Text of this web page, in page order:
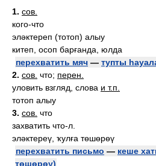
1. сов.
кого-что
эләктереп (тотоп) алыу
китеп, осоп барғанда, юлда
перехватить мяч — тупты
2. сов. что; перен.
уловить взгляд, слова и т.п.
тотоп алыу
3. сов. что
захватить что-л.
эләктереү, ҡулға төшөрөү
перехватить письмо — кеше
төшөрөү)